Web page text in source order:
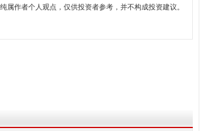
作者个人观点，仅供投资者参考，并不构成投资建议。